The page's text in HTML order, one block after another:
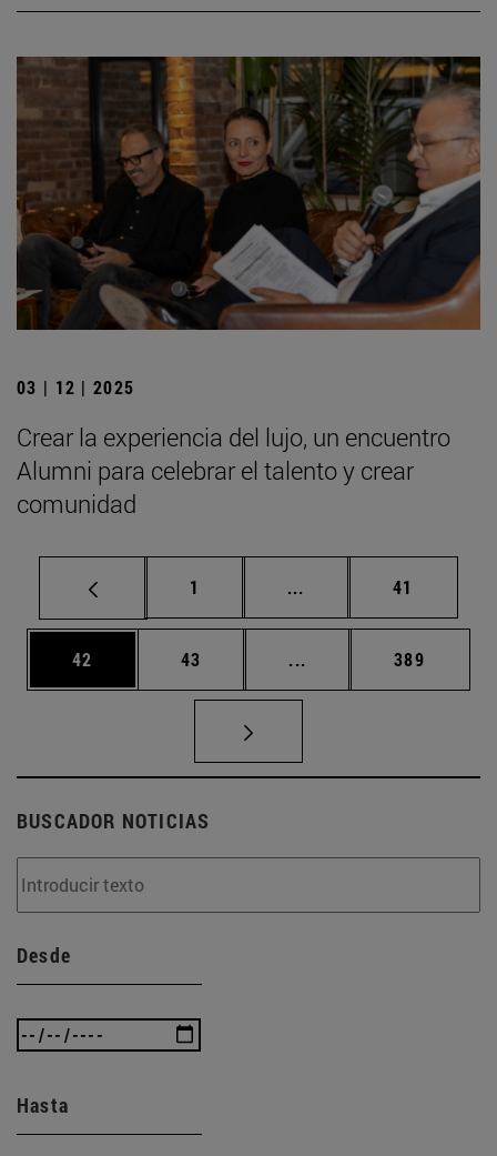
03 | 12 | 2025
Crear la experiencia del lujo, un encuentro
Alumni para celebrar el talento y crear
comunidad
Página
1 ... Páginas intermedias
Página
41
Página
42 Página
43 ... Páginas intermedias
Página
389
BUSCADOR NOTICIAS
Desde
Hasta